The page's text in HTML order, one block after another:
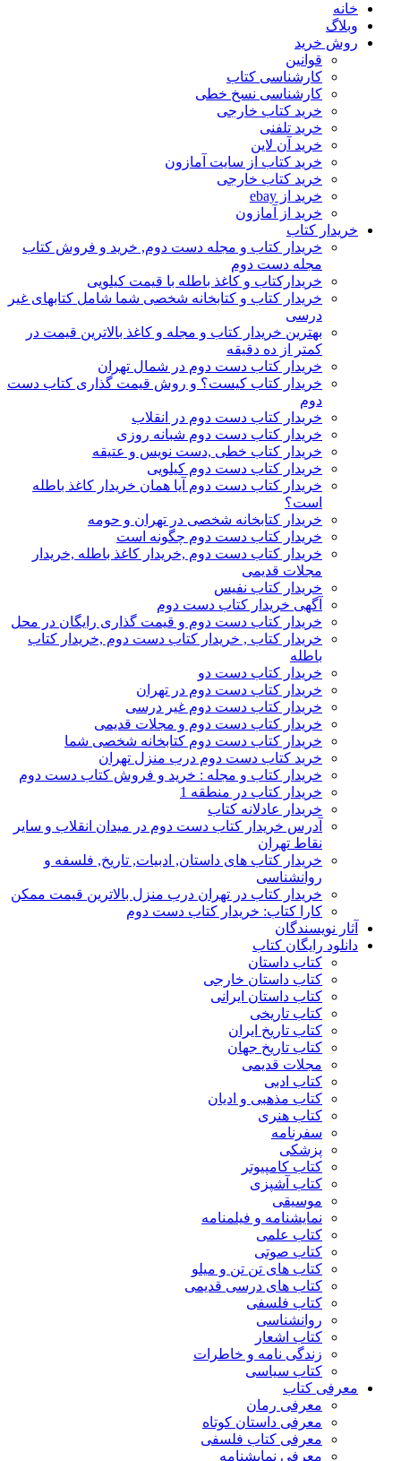
خانه
وبلاگ
روش خرید
قوانین
کارشناسی کتاب
کارشناسی نسخ خطی
خرید کتاب خارجی
خرید تلفنی
خرید آن لاین
خرید کتاب از سایت آمازون
خرید کتاب خارجی
خرید از ebay
خرید از آمازون
خریدار کتاب
خریدار کتاب و مجله دست دوم, خرید و فروش کتاب
مجله دست دوم
خریدارکتاب و کاغذ باطله با قیمت کیلویی
خریدار کتاب و کتابخانه شخصی شما شامل کتابهای غیر
درسی
بهترین خریدار کتاب و مجله و کاغذ بالاترین قیمت در
کمتر از ده دقیقه
خریدار کتاب دست دوم در شمال تهران
خریدار کتاب کیست؟ و روش قیمت گذاری کتاب دست
دوم
خریدار کتاب دست دوم در انقلاب
خریدار کتاب دست دوم شبانه روزی
خریدار کتاب خطی ,دست نویس و عتیقه
خریدار کتاب دست دوم کیلویی
خریدار کتاب دست دوم آیا همان خریدار کاغذ باطله
است؟
خریدار کتابخانه شخصی در تهران و حومه
خریدار کتاب دست دوم چگونه است
خریدار کتاب دست دوم ,خریدار کاغذ باطله ,خریدار
مجلات قدیمی
خریدار کتاب نفیس
آگهی خریدار کتاب دست دوم
خریدار کتاب دست دوم و قیمت گذاری رایگان در محل
خریدار کتاب , خریدار کتاب دست دوم ,خریدار کتاب
باطله
خریدار کتاب دست دو
خریدار کتاب دست دوم در تهران
خریدار کتاب دست دوم غیر درسی
خریدار کتاب دست دوم و مجلات قدیمی
خریدار کتاب دست دوم کتابخانه شخصی شما
خرید کتاب دست دوم درب منزل تهران
خریدار کتاب و مجله : خرید و فروش کتاب دست دوم
خریدار کتاب در منطقه 1
خریدار عادلانه کتاب
آدرس خریدار کتاب دست دوم در میدان انقلاب و سایر
نقاط تهران
خریدار کتاب های داستان, ادبیات, تاریخ, فلسفه و
روانشناسی
خریدار کتاب در تهران درب منزل بالاترین قیمت ممکن
کارا کتاب: خریدار کتاب دست دوم
آثار نویسندگان
دانلود رایگان کتاب
کتاب داستان
کتاب داستان خارجی
کتاب داستان ایرانی
کتاب تاریخی
کتاب تاریخ ایران
کتاب تاریخ جهان
مجلات قدیمی
کتاب ادبی
کتاب مذهبی و ادیان
کتاب هنری
سفرنامه
پزشکی
کتاب کامپیوتر
کتاب آشپزی
موسیقی
نمایشنامه و فیلمنامه
کتاب علمی
کتاب صوتی
کتاب های تن تن و میلو
کتاب های درسی قدیمی
کتاب فلسفی
روانشناسی
کتاب اشعار
زندگی نامه و خاطرات
کتاب سیاسی
معرفی کتاب
معرفی رمان
معرفی داستان کوتاه
معرفی کتاب فلسفی
معرفی نمایشنامه